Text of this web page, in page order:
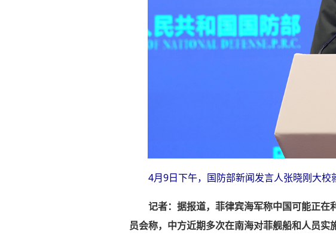
4月9日下午，国防部新闻发言人张晓刚大
记者：据报道，菲律宾海军称中国可能正在
员会称，中方近期多次在南海对菲舰船和人员实